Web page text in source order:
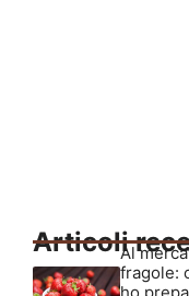
ArticoliAl
fragole: